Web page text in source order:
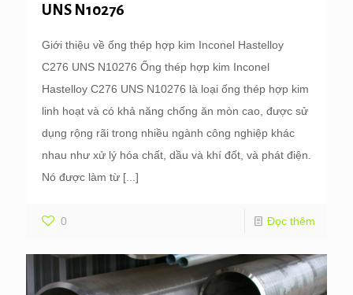
UNS N10276
Giới thiệu về ống thép hợp kim Inconel Hastelloy
C276 UNS N10276 Ống thép hợp kim Inconel
Hastelloy C276 UNS N10276 là loại ống thép hợp kim
linh hoạt và có khả năng chống ăn mòn cao, được sử
dụng rộng rãi trong nhiều ngành công nghiệp khác
nhau như xử lý hóa chất, dầu và khí đốt, và phát điện.
Nó được làm từ [...]
0 Đọc thêm